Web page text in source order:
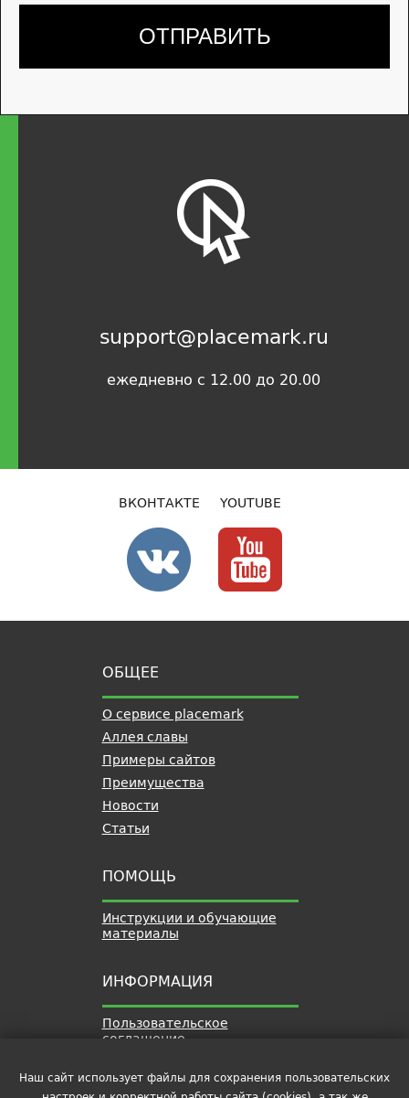
support@placemark.ru
ежедневно с 12.00 до 20.00
ВКОНТАКТЕ YOUTUBE
ОБЩЕЕ
О сервисе placemark
Аллея славы
Примеры сайтов
Преимущества
Новости
Статьи
ПОМОЩЬ
Инструкции и обучающие
материалы
ИНФОРМАЦИЯ
Пользовательское
соглашение
персональных данных
Наш сайт использует файлы для сохранения пользовательских